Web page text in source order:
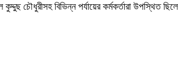
চৌধুরীসহ বিভিন্ন পর্যায়ের কর্মকর্তারা উপস্থিত